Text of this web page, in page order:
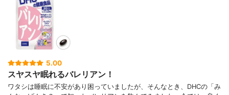
5.00
スヤスヤ眠れるバレリアン！
ワタシは睡眠に不安があり困っていましたが、そんなとき、DHCの「み